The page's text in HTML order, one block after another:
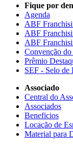
Fique por
Agenda
ABF
ABF
ABF
Convenção
Prêmio
SEF - Selo de
Associado
Central do
Associados
Beneficios
Locação de
Material para